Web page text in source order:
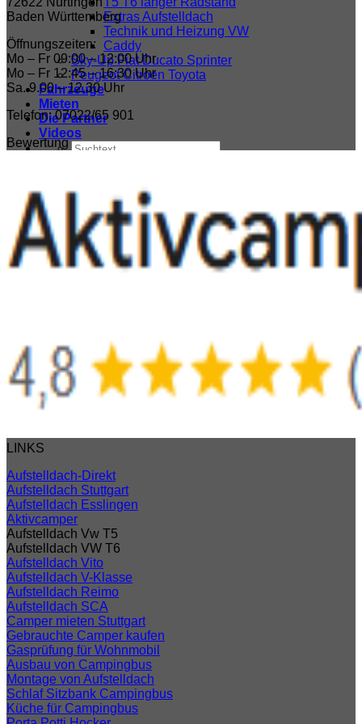
Extras Aufstelldach
Technik und Heizung VW
Caddy
Sky-Up Fiat Ducato Sprinter
Peugeot Citroën Toyota
Fahrzeuge
Mieten
Die Partner
Videos
Suchen
Anmelden / Registrieren
Warenkorb / 0,00
Baden Württemberg
Öffnungszeiten:
Mo – Fr 09:00 – 12:00 Uhr
Mo – Fr 12:45 – 16:30 Uhr
Sa. 9.00 – 12.30 Uhr
Telefon: 07022/65 901
Bewertung
LINKS
Aufstelldach-Direkt
Aufstelldach Stuttgart
Aufstelldach Esslingen
Aktivcamper
Aufstelldach Vw T5
Aufstelldach VW T6
Aufstelldach Vito
Aufstelldach V-Klasse
Aufstelldach Reimo
Aufstelldach SCA
Camper mieten Stuttgart
Gebrauchte Camper kaufen
Gasprüfung für Wohnmobil
Ausbau von Campingbus
Montage von Aufstelldach
Schlaf Sitzbank Campingbus
Küche für Campingbus